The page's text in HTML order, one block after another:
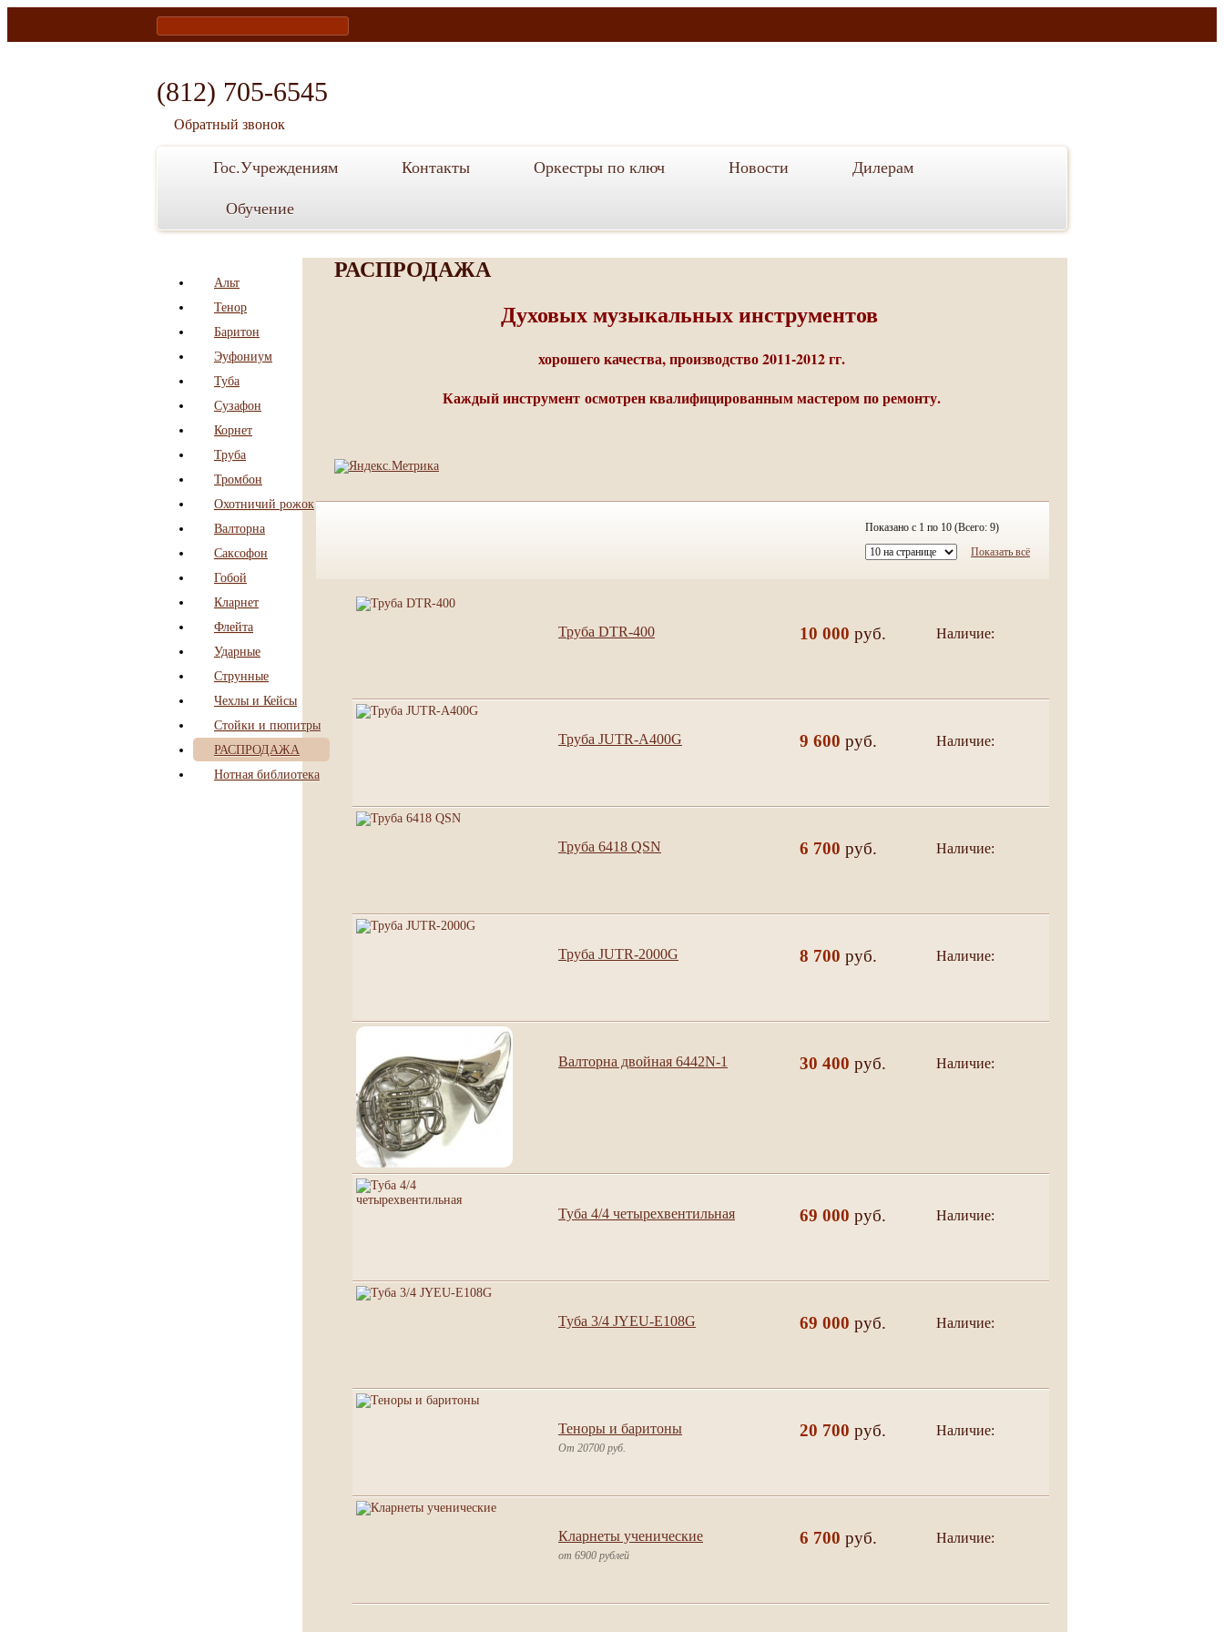
(812) 705-6545
Обратный звонок
Гос.Учреждениям Контакты Оркестры по ключ Новости Дилерам
Обучение
Альт
Тенор
Баритон
Эуфониум
Туба
Сузафон
Корнет
Труба
Тромбон
Охотничий рожок
Валторна
Саксофон
Гобой
Кларнет
Флейта
Ударные
Струнные
Чехлы и Кейсы
Стойки и пюпитры
РАСПРОДАЖА
Нотная библиотека
РАСПРОДАЖА
Духовых музыкальных инструментов
хорошего качества, производство 2011-2012 гг.
Каждый инструмент осмотрен квалифицированным мастером по ремонту.
Показано с 1 по 10 (Всего: 9)
Показать всё
Труба DTR-400 10 000 руб. Наличие:
Труба JUTR-A400G 9 600 руб. Наличие:
Труба 6418 QSN 6 700 руб. Наличие:
Труба JUTR-2000G 8 700 руб. Наличие:
Валторна двойная 6442N-1 30 400 руб. Наличие:
Туба 4/4 четырехвентильная 69 000 руб. Наличие:
Туба 3/4 JYEU-E108G 69 000 руб. Наличие:
Теноры и баритоны
От 20700 руб.
20 700 руб. Наличие:
Кларнеты ученические
от 6900 рублей
6 700 руб. Наличие: